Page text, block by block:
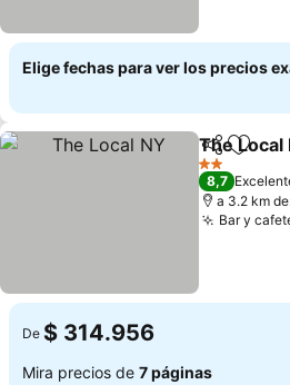
Elige fechas para ver los precios
Compartir
The Local
2 Estrellas
8,7
a 3.2 km
Bar y
De $ 314.956
Mira precios de 7 páginas